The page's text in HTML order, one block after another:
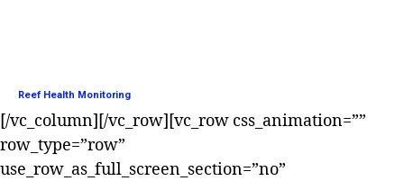
Reef Health Monitoring
[/vc_column][/vc_row][vc_row css_animation=””
row_type=”row”
use_row_as_full_screen_section=”no”